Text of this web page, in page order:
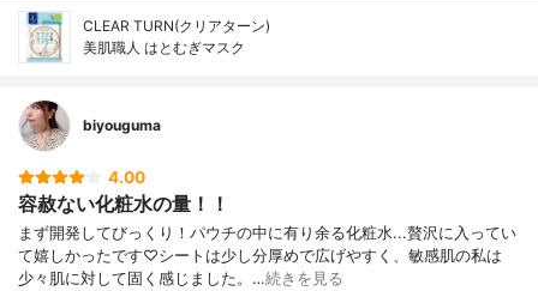
CLEAR TURN(クリアターン)
美肌職人 はとむぎマスク
biyouguma
4.00
容赦ない化粧水の量！！
まず開発してびっくり！パウチの中に有り余る化粧水...贅沢に入ってい
て嬉しかったです♡シートは少し分厚めで広げやすく、敏感肌の私は
少々肌に対して固く感じました。…続きを見る